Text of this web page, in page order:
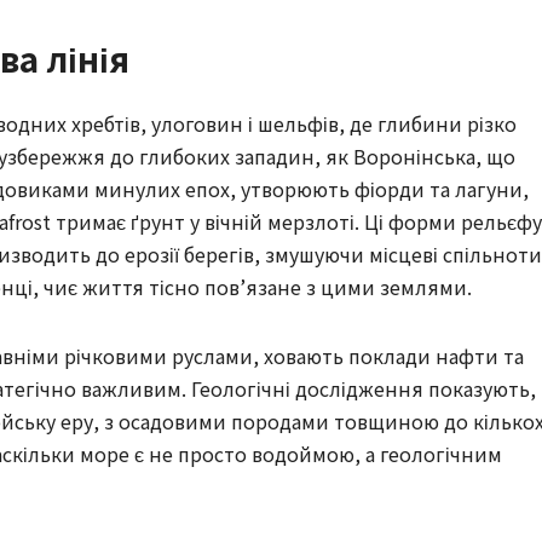
лінія
хребтів, улоговин і шельфів, де глибини різко
до глибоких западин, як Воронінська, що
минулих епох, утворюють фіорди та лагуни,
тримає ґрунт у вічній мерзлоті. Ці форми рельєфу
до ерозії берегів, змушуючи місцеві спільноти
чиє життя тісно пов’язане з цими землями.
річковими руслами, ховають поклади нафти та
важливим. Геологічні дослідження показують,
еру, з осадовими породами товщиною до
море є не просто водоймою, а геологічним